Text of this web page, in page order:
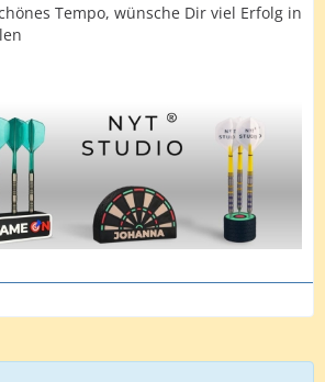
Tempo, wünsche Dir viel Erfolg in